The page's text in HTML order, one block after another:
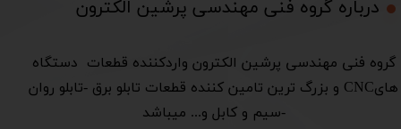
درباره گروه فنی مهندسی پرشین الکترون​​​​​​​
​گروه فنی مهندسی پرشین الکترون واردکننده قطعات دستگاه
هایCNC و بزرگ ترین تامین کننده قطعات تابلو برق -تابلو روان
-سیم و کابل و... میباشد